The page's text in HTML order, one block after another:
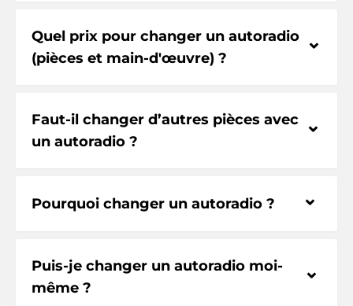
Quel prix pour changer un autoradio
(pièces et main-d'œuvre) ?
⌃
Faut-il changer d’autres pièces avec
un autoradio ?
⌃
Pourquoi changer un autoradio ? ⌃
Puis-je changer un autoradio moi-
même ?
⌃